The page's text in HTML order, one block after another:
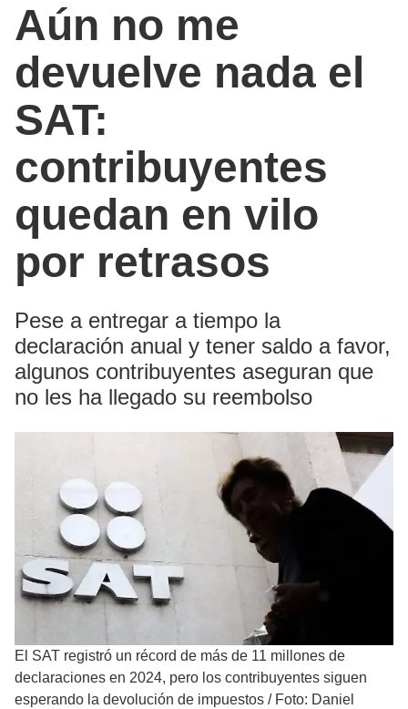
Aún no me
devuelve nada el
SAT:
contribuyentes
quedan en vilo
por retrasos
Pese a entregar a tiempo la
declaración anual y tener saldo a favor,
algunos contribuyentes aseguran que
no les ha llegado su reembolso
El SAT registró un récord de más de 11 millones de
declaraciones en 2024, pero los contribuyentes siguen
esperando la devolución de impuestos / Foto: Daniel